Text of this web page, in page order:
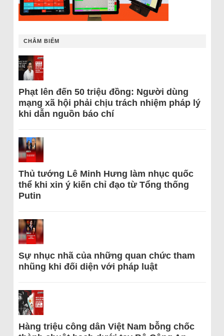
CHÂM BIẾM
Phạt lên đến 50 triệu đồng: Người dùng
mạng xã hội phải chịu trách nhiệm pháp lý
khi dẫn nguồn báo chí
Thủ tướng Lê Minh Hưng làm nhục quốc
thể khi xin ý kiến chỉ đạo từ Tổng thống
Putin
Sự nhục nhã của những quan chức tham
nhũng khi đối diện với pháp luật
Hàng triệu công dân Việt Nam bỗng chốc